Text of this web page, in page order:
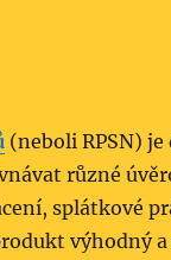
(neboli RPSN)
různé
splátkové
výhodný a